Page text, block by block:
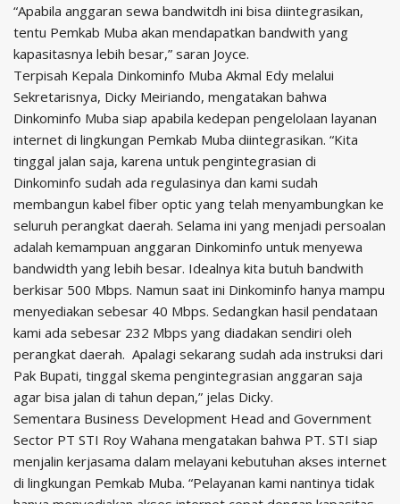
“Apabila anggaran sewa bandwitdh ini bisa diintegrasikan,
tentu Pemkab Muba akan mendapatkan bandwith yang
kapasitasnya lebih besar,” saran Joyce.
Terpisah Kepala Dinkominfo Muba Akmal Edy melalui
Sekretarisnya, Dicky Meiriando, mengatakan bahwa
Dinkominfo Muba siap apabila kedepan pengelolaan layanan
internet di lingkungan Pemkab Muba diintegrasikan. “Kita
tinggal jalan saja, karena untuk pengintegrasian di
Dinkominfo sudah ada regulasinya dan kami sudah
membangun kabel fiber optic yang telah menyambungkan ke
seluruh perangkat daerah. Selama ini yang menjadi persoalan
adalah kemampuan anggaran Dinkominfo untuk menyewa
bandwidth yang lebih besar. Idealnya kita butuh bandwith
berkisar 500 Mbps. Namun saat ini Dinkominfo hanya mampu
menyediakan sebesar 40 Mbps. Sedangkan hasil pendataan
kami ada sebesar 232 Mbps yang diadakan sendiri oleh
perangkat daerah. Apalagi sekarang sudah ada instruksi dari
Pak Bupati, tinggal skema pengintegrasian anggaran saja
agar bisa jalan di tahun depan,” jelas Dicky.
Sementara Business Development Head and Government
Sector PT STI Roy Wahana mengatakan bahwa PT. STI siap
menjalin kerjasama dalam melayani kebutuhan akses internet
di lingkungan Pemkab Muba. “Pelayanan kami nantinya tidak